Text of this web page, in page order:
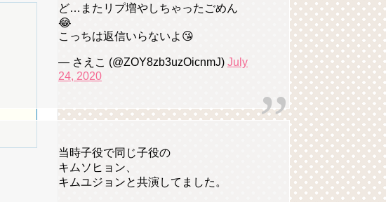
갈래
イ
ど…またリプ増やしちゃったごめん
😂
こっちは返信いらないよ😘
— さえこ (@ZOY8zb3uzOicnmJ) July
24, 2020
当時子役で同じ子役の
キムソヒョン、
キムユジョンと共演してました。